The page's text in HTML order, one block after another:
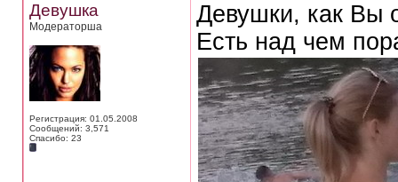
Девушка
Модераторша
Регистрация: 01.05.2008
Сообщений: 3,571
Спасибо: 23
Девушки, как Вы
Есть над чем